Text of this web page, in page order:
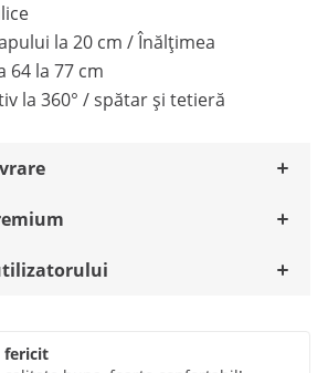
la 20 cm / Înălțimea
64 la 77 cm
la 360° / spătar și tetieră
fericit